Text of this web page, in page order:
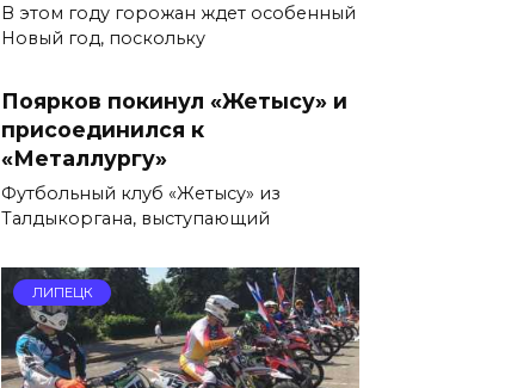
В этом году горожан ждет особенный
Новый год, поскольку
Поярков покинул «Жетысу» и
присоединился к
«Металлургу»
Футбольный клуб «Жетысу» из
Талдыкоргана, выступающий
ЛИПЕЦК